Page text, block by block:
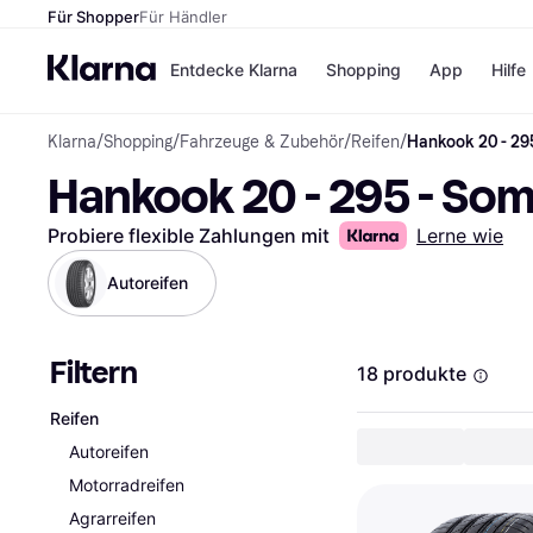
Für ShopperFür Händler
Entdecke Klarna
Zahlungsmethoden
Zahlungsmethoden
Sofort bezahlen
Bezahle in 3
Teilzahlungen
Shopping
Shops
eBay
Temu
Alle Shops
App Hilfe
Klarna/Shopping/Fahrzeuge & Zubehör/Reifen/Hankook 20 -
Hankook 20 - 295 -
Probiere flexible Zahlungen mit Lerne wie
Autoreifen
Filtern
Reifen
Autoreifen
Motorradreifen
Agrarreifen
18 produkte